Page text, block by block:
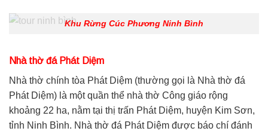
Khu Rừng Cúc Phương Ninh Bình
Nhà thờ đá Phát Diệm
Nhà thờ chính tòa Phát Diệm (thường gọi là Nhà thờ đá
Phát Diệm) là một quần thể nhà thờ Công giáo rộng
khoảng 22 ha, nằm tại thị trấn Phát Diệm, huyện Kim Sơn,
tỉnh Ninh Bình. Nhà thờ đá Phát Diệm được báo chí đánh